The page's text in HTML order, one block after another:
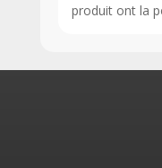
produit ont la